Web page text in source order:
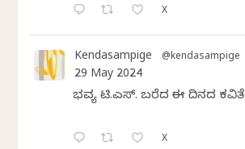
X
Kendasampige @kendasampige
29 May 2024
ಭವ್ಯ ಟಿ.ಎಸ್. ಬರೆದ ಈ ದಿನದ ಕವಿತೆ
X